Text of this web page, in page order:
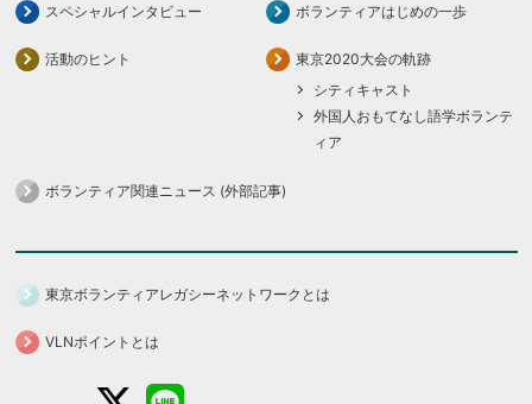
スペシャルインタビュー ボランティアはじめの一歩
活動のヒント
東京2020大会の軌跡
シティキャスト
外国人おもてなし語学ボランテ
ィア
ボランティア関連ニュース (外部記事)
東京ボランティアレガシーネットワークとは
VLNポイントとは